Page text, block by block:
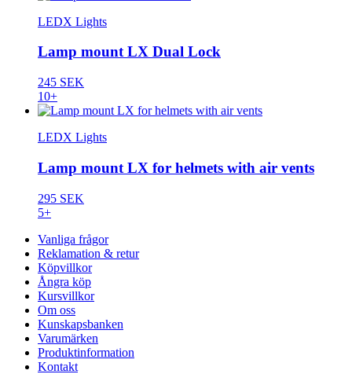
LEDX Lights
Lamp mount LX Dual Lock
245 SEK
10+
LEDX Lights
Lamp mount LX for helmets with air vents
295 SEK
5+
Vanliga frågor
Reklamation & retur
Köpvillkor
Ångra köp
Kursvillkor
Om oss
Kunskapsbanken
Varumärken
Produktinformation
Kontakt